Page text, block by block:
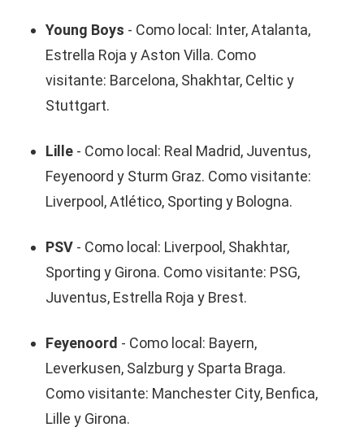
Young Boys - Como local: Inter, Atalanta,
Estrella Roja y Aston Villa. Como
visitante: Barcelona, Shakhtar, Celtic y
Stuttgart.
Lille - Como local: Real Madrid, Juventus,
Feyenoord y Sturm Graz. Como visitante:
Liverpool, Atlético, Sporting y Bologna.
PSV - Como local: Liverpool, Shakhtar,
Sporting y Girona. Como visitante: PSG,
Juventus, Estrella Roja y Brest.
Feyenoord - Como local: Bayern,
Leverkusen, Salzburg y Sparta Braga.
Como visitante: Manchester City, Benfica,
Lille y Girona.